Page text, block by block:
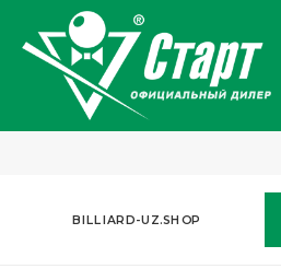
BILLIARD-UZ.SHOP